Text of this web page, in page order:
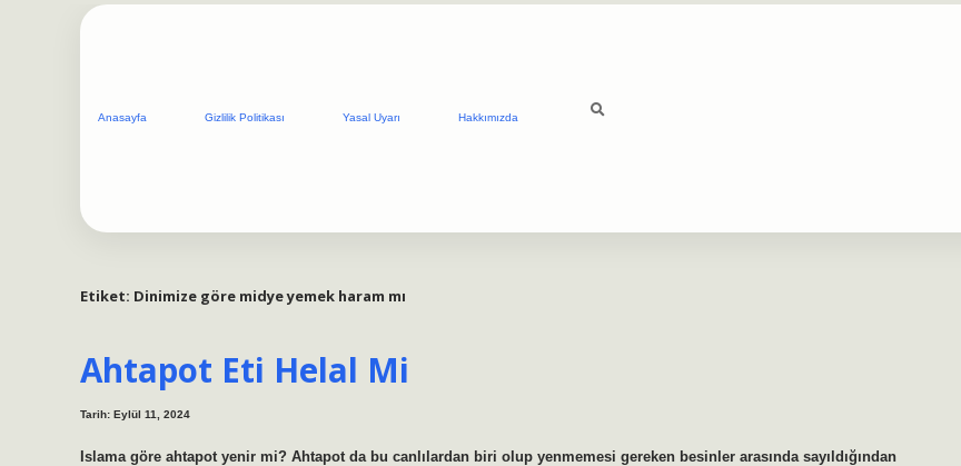
Anasayfa Gizlilik Politikası Yasal Uyarı Hakkımızda
Etiket: Dinimize göre midye yemek haram mı
Ahtapot Eti Helal Mi
Tarih: Eylül 11, 2024
Islama göre ahtapot yenir mi? Ahtapot da bu canlılardan biri olup yenmemesi gereken besinler arasında sayıldığından